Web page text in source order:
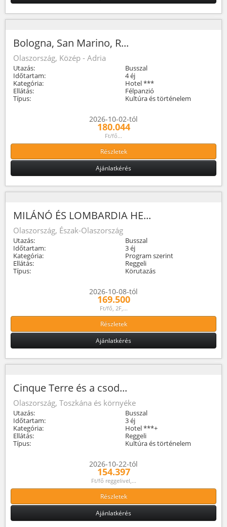
Bologna, San Marino, R...
Olaszország, Közép - Adria
Utazás:
Busszal
Időtartam:
4 éj
Kategória:
Hotel ***
Ellátás:
Félpanzió
Típus:
Kultúra és történelem
2026-10-02-tól
180.044
Ft/fő...
Részletek
Ajánlatkérés
MILÁNÓ ÉS LOMBARDIA HE...
Olaszország, Észak-Olaszország
Utazás:
Busszal
Időtartam:
3 éj
Kategória:
Program szerint
Ellátás:
Reggeli
Típus:
Körutazás
2026-10-08-tól
169.500
Ft/fő, 2F,...
Részletek
Ajánlatkérés
Cinque Terre és a csod...
Olaszország, Toszkána és környéke
Utazás:
Busszal
Időtartam:
3 éj
Kategória:
Hotel ***+
Ellátás:
Reggeli
Típus:
Kultúra és történelem
2026-10-22-tól
154.397
Ft/fő reggelivel,...
Részletek
Ajánlatkérés